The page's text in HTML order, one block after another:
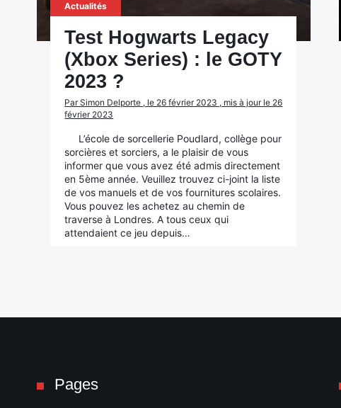
Actualités
Test Hogwarts Legacy
(Xbox Series) : le GOTY
2023 ?
Par Simon Delporte , le 26 février 2023 , mis à jour le 26
février 2023
L’école de sorcellerie Poudlard, collège pour
sorcières et sorciers, a le plaisir de vous
informer que vous avez été admis directement
en 5ème année. Veuillez trouvez ci-joint la liste
de vos manuels et de vos fournitures scolaires.
Vous pouvez les achetez au chemin de
traverse à Londres. A tous ceux qui
attendaient ce jeu depuis…
Pages